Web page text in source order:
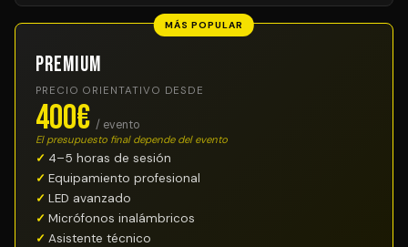
MÁS POPULAR
Premium
PRECIO ORIENTATIVO DESDE
400€ / evento
El presupuesto final depende del evento
4–5 horas de sesión
Equipamiento profesional
LED avanzado
Micrófonos inalámbricos
Asistente técnico